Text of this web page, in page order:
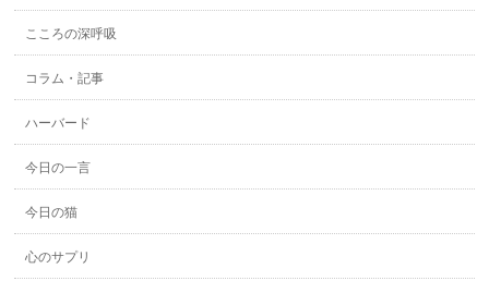
こころの深呼吸
コラム・記事
ハーバード
今日の一言
今日の猫
心のサプリ